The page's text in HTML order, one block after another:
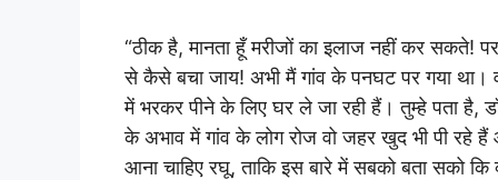
“ठीक है, मानता हूँ मरीजों का इलाज नहीं कर सकते!
से कैसे बचा जाय! अभी मैं गांव के पनघट पर गया
में भरकर पीने के लिए घर ले जा रही हैं। तुम्हे पता है,
के अभाव में गांव के लोग रोज वो जहर खुद भी पी रहे
आना चाहिए रघू, ताकि इस बारे में सबको बता सको